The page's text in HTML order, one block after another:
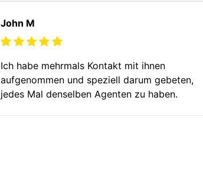
John M
Ich habe mehrmals Kontakt mit ihnen
aufgenommen und speziell darum gebeten,
jedes Mal denselben Agenten zu haben.